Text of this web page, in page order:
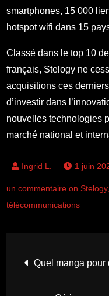
smartphones, 15 000
hotspot wifi dans 15
Classé dans le top 10
français, Stelogy ne
acquisitions ces
d’investir dans
nouvelles technologies
marché national et
1 juin
un commentaire on
télécommunications
Quel manga pour